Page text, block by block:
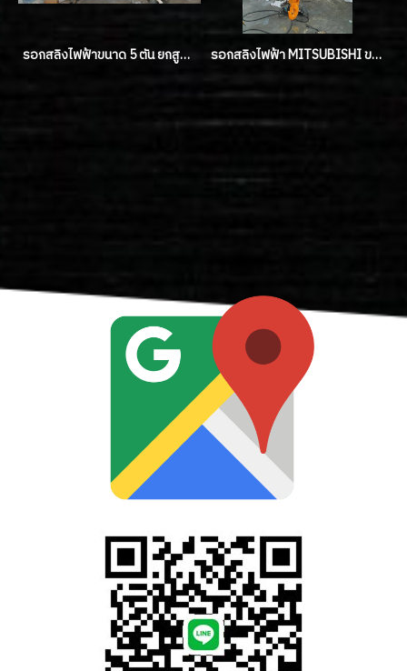
รอกสลิงไฟฟ้าขนาด 5 ตัน ยกสูง 8 เมตร (แบบรางบน) ขึ้น-ลง 2 SPEED รอกสลิงไฟฟ้า MITSUBISHI ขนาด 3 TON รุ่น R